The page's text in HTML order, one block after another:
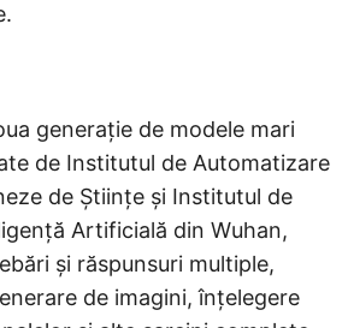
generație de modele mari
de Institutul de Automatizare
de Științe și Institutul de
Artificială din Wuhan,
și răspunsuri multiple,
de imagini, înțelegere